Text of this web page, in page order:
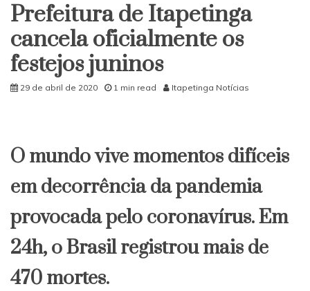
chefes
Ministério
da
Saúde
sem
e
militar
Prefeitura de Itapetinga
cancela oficialmente os
festejos juninos
29 de abril de 2020 1 min read Itapetinga Notícias
O mundo vive momentos difíceis
em decorrência da pandemia
provocada pelo coronavírus. Em
24h, o Brasil registrou mais de
470 mortes.